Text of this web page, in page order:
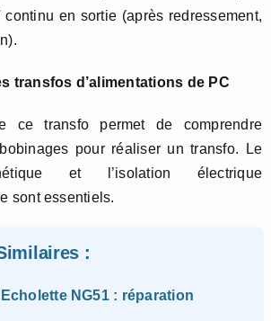
en sortie (après redressement,
transfos d’alimentations de PC
ce transfo permet de comprendre
bobinages pour réaliser un transfo. Le
et l’isolation électrique
sont essentiels.
:
NG51 : réparation